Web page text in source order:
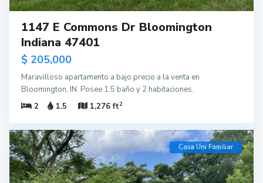
1147 E Commons Dr Bloomington
Indiana 47401
$ 205,000
Maravilloso apartamento a bajo precio a la venta en
Bloomington, IN. Posee 1.5 baño y 2 habitaciones.
2
1.5 1,276 ft2
Casa Uni Familiar